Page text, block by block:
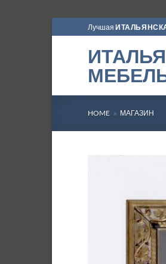
to
Лучшая
HOME » МАГАЗИН